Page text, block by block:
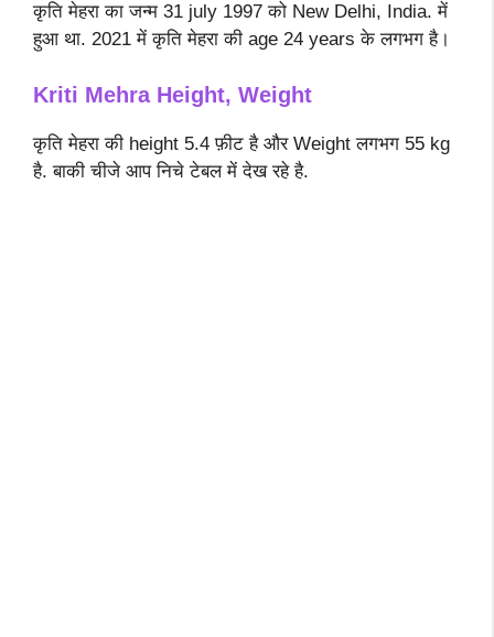
कृति मेहरा का जन्म 31 july 1997 को New Delhi, India. में
हुआ था. 2021 में कृति मेहरा की age 24 years के लगभग है।
Kriti Mehra Height, Weight
कृति मेहरा की height 5.4 फ़ीट है और Weight लगभग 55 kg
है. बाकी चीजे आप निचे टेबल में देख रहे है.